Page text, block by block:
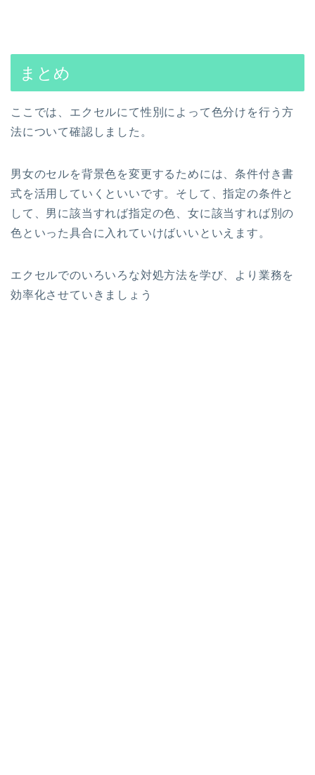
まとめ
ここでは、エクセルにて性別によって色分けを行う方
法について確認しました。
男女のセルを背景色を変更するためには、条件付き書
式を活用していくといいです。そして、指定の条件と
して、男に該当すれば指定の色、女に該当すれば別の
色といった具合に入れていけばいいといえます。
エクセルでのいろいろな対処方法を学び、より業務を
効率化させていきましょう